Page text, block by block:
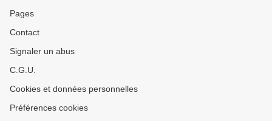
Pages
Contact
Signaler un abus
C.G.U.
Cookies et données personnelles
Préférences cookies